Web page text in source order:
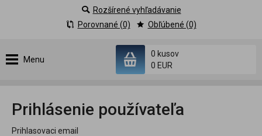
Menu
0 kusov
0 EUR
Rozšírené vyhľadávanie
Porovnané (0)
Obľúbené (0)
Prihlásenie používateľa
Prihlasovaci email